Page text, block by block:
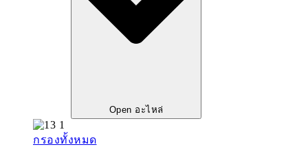
Open อะไหล่
กรองทั้งหมด